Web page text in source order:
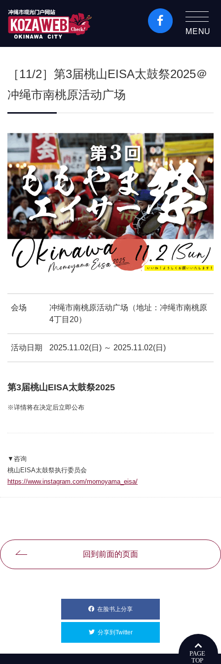
冲绳市旅游门户网站
MENU
［11/2］第3届桃山EISA太鼓祭2025＠
冲绳市南桃原活动广场
会场
冲绳市南桃原活动广场（地址：冲绳市南桃原
4丁目20）
活动日期 2025.11.02(日) ～ 2025.11.02(日)
第3届桃山EISA太鼓祭2025
※详情将在决定后立即公布
▼咨询
桃山EISA太鼓祭执行委员会
https://www.instagram.com/momoyama_eisa/
回到前面的页面
在脸书上分享
分享到Twitter別ウィンドウで開きます